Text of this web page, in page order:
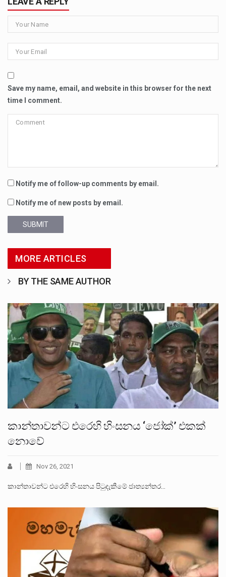
Save my name, email, and website in this browser for the next
time I comment.
Notify me of follow-up comments by email.
Notify me of new posts by email.
SUBMIT
MORE ARTICLES
BY THE SAME AUTHOR
කාන්තාවන්ට එරෙහි හිංසනය ‘ජෝක්’ එකක්
නොවේ
Nov 26, 2021
කාන්තාවන්ට එරෙහි හිංසනය පිටුදැකීමේ ජාත්‍යන්තර…